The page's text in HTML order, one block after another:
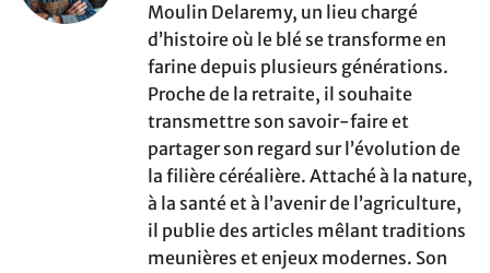
Moulin Delaremy, un lieu chargé
d’histoire où le blé se transforme en
farine depuis plusieurs générations.
Proche de la retraite, il souhaite
transmettre son savoir-faire et
partager son regard sur l’évolution de
la filière céréalière. Attaché à la nature,
à la santé et à l’avenir de l’agriculture,
il publie des articles mêlant traditions
meunières et enjeux modernes. Son